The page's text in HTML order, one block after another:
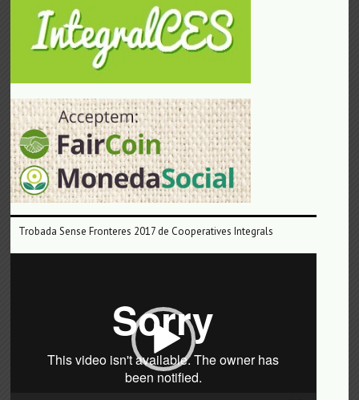
Trobada Sense Fronteres 2017 de Cooperatives Integrals